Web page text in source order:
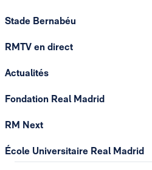
Stade Bernabéu
RMTV en direct
Actualités
Fondation Real Madrid
RM Next
École Universitaire Real Madrid